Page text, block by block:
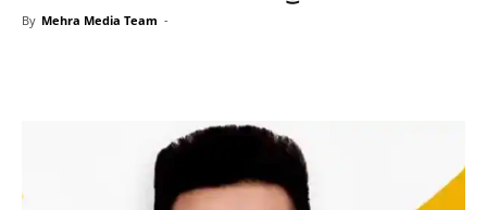
By Mehra Media Team -